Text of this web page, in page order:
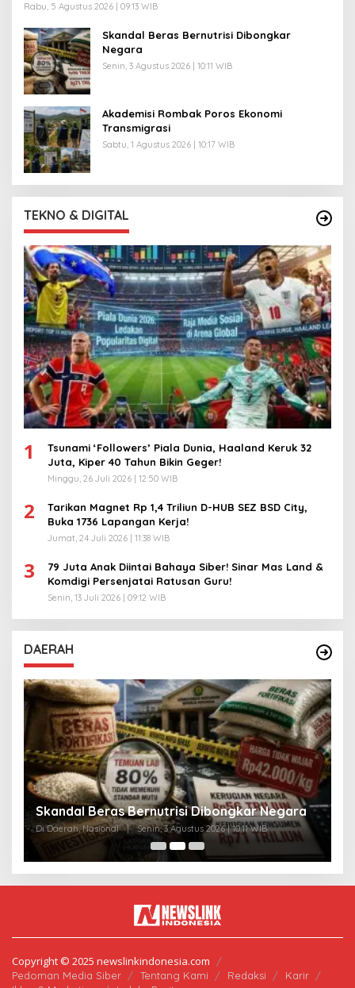
Rabu, 5 Agustus 2026 | 09:13 WIB
Skandal Beras Bernutrisi Dibongkar
Negara
Senin, 3 Agustus 2026 | 10:11 WIB
Akademisi Rombak Poros Ekonomi
Transmigrasi
Sabtu, 1 Agustus 2026 | 10:17 WIB
TEKNO & DIGITAL
1
Tsunami ‘Followers’ Piala Dunia, Haaland Keruk 32
Juta, Kiper 40 Tahun Bikin Geger!
Minggu, 26 Juli 2026 | 12:50 WIB
2
Tarikan Magnet Rp 1,4 Triliun D-HUB SEZ BSD City,
Buka 1736 Lapangan Kerja!
Jumat, 24 Juli 2026 | 11:38 WIB
3
79 Juta Anak Diintai Bahaya Siber! Sinar Mas Land &
Komdigi Persenjatai Ratusan Guru!
Senin, 13 Juli 2026 | 09:12 WIB
DAERAH
Skandal Beras Bernutrisi Dibongkar Negara
Di Daerah, Nasional | Senin, 3 Agustus 2026 | 10:11 WIB
Copyright © 2025 newslinkindonesia.com
Pedoman Media Siber Tentang Kami Redaksi
Karir